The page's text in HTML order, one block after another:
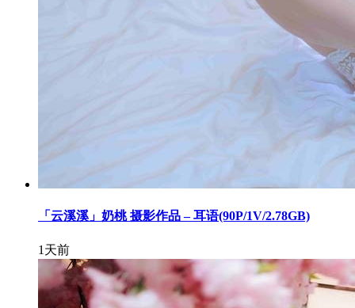
「云溪溪」奶桃 摄影作品 – 耳语(90P/1V/2.78GB)
1天前